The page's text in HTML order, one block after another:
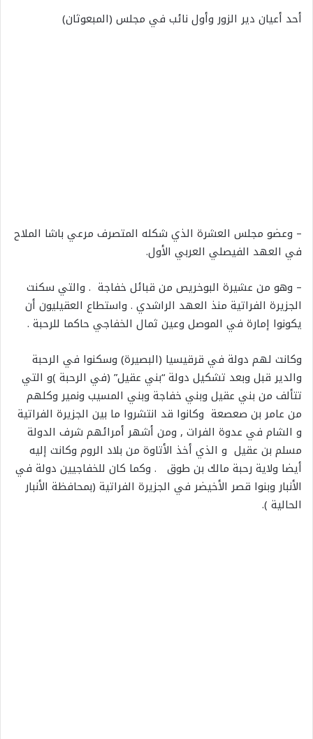
أحد أعيان دير الزور وأول نائب في مجلس (المبعوثان)
– وعضو مجلس العشرة الذي شكله المتصرف مرعي باشا الملاح
في العهد الفيصلي العربي الأول.
– وهو من عشيرة البوخريص من قبائل خفاجة . والتي سكنت
الجزيرة الفراتية منذ العهد الراشدي . واستطاع العقيليون أن
يكونوا إمارة في الموصل وعين ثمال الخفاجي حاكما للرحبة .
وكانت لهم دولة في قرقيسيا (البصيرة) وسكنوا في الرحبة
والدير قبل وبعد تشكيل دولة “بني عقيل” (في الرحبة )و التي
تتألف من بني عقيل وبني خفاجة وبني المسيب ونمير وكلهم
من عامر بن صعصعة وكانوا قد انتشروا ما بين الجزيرة الفراتية
و الشام في عدوة الفرات , ومن أشهر أمرائهم شرف الدولة
مسلم بن عقيل و الذي أخذ الأتاوة من بلاد الروم وكانت إليه
أيضا ولاية رحبة مالك بن طوق . وكما كان للخفاجيين دولة في
الأنبار وبنوا قصر الأخيضر في الجزيرة الفراتية (بمحافظة الأنبار
الحالية ).